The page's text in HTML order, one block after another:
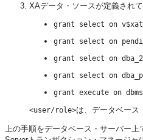
XAデータ・ソースが定義され
grant select on
grant select on
grant select on
grant select on
grant execute on
<user/role>は、データベース
上の手順をデータベース・サーバー